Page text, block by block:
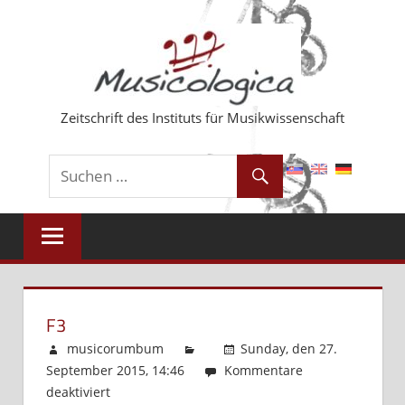
Zeitschrift des Instituts für Musikwissenschaft
F3
musicorumbum
Sunday, den 27.
September 2015, 14:46
Kommentare
deaktiviert